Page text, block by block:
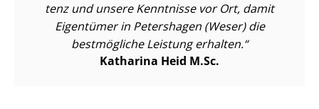
tenz und unsere Kenntnisse vor Ort, damit
Eigentümer in Petershagen (Weser) die
bestmögliche Leistung erhalten.
Katharina Heid M.Sc.